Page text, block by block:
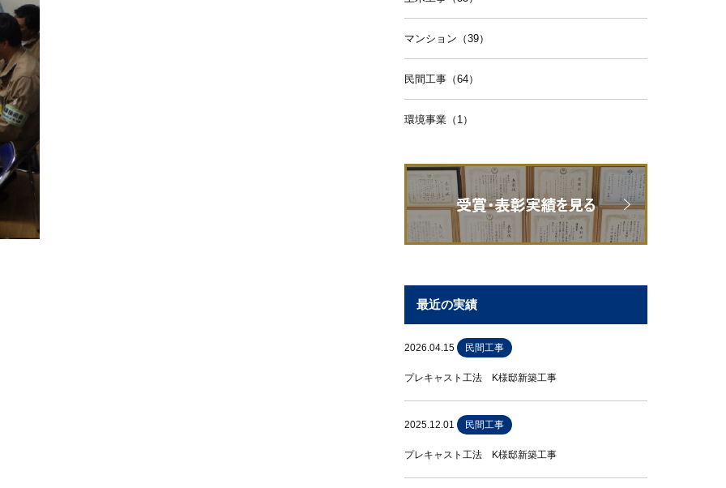
マンション（39）
民間工事（64）
環境事業（1）
最近の実績
2026.04.15 民間工事
プレキャスト工法 K様邸新築工事
2025.12.01 民間工事
プレキャスト工法 K様邸新築工事